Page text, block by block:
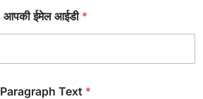
a
p
h
आ
की
आपकी ईमेल आईडी *
Paragraph Text *